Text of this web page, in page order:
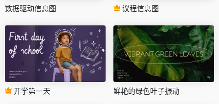
数据驱动信息图 议程信息图
开学第一天 鲜艳的绿色叶子振动